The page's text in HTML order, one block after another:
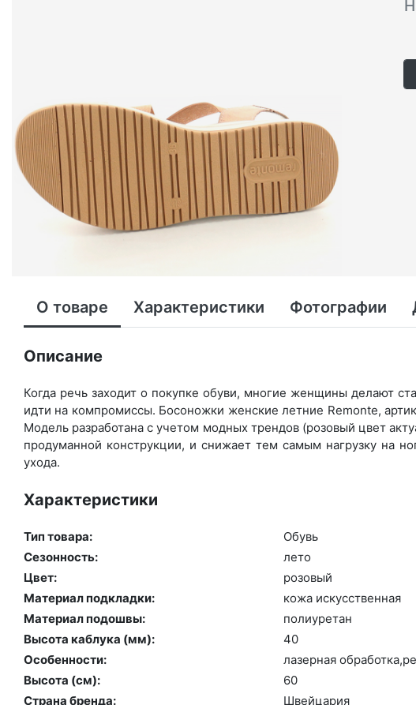
О товаре Характеристики Фотографии
Описание
Когда речь заходит о покупке обуви, многие женщины делают
идти на компромиссы. Босоножки женские летние Remonte,
Модель разработана с учетом модных трендов (ро­зовый цвет
продуманной конструкции, и снижает тем самым нагрузку на
ухода.
Характеристики
Тип товара: Обувь
Сезонность:
ле­то
Цвет:
ро­зовый
Материал подкладки:
ко­жа ис­кусс­твен­ная
Материал подошвы:
по­ли­уре­тан
Высота каблука (мм):
40
Особенности:
ла­зер­ная
Высота (cм):
60
Страна бренда:
Швей­ца­рия